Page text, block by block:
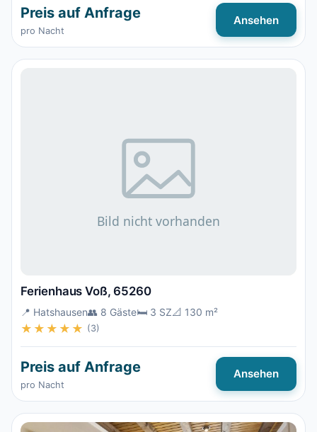
Preis auf Anfrage
pro Nacht
Ansehen
Ferienhaus Voß, 65260
📍 Hatshausen👥 8 Gäste🛏️ 3 SZ📐 130 m²
★★★★★ (3)
Preis auf Anfrage
pro Nacht
Ansehen